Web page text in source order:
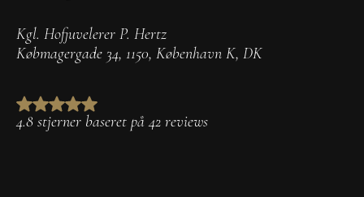
Kgl. Hofjuvelerer P. Hertz
Købmagergade 34, 1150, København K, DK
4.8 stjerner baseret på 42 reviews